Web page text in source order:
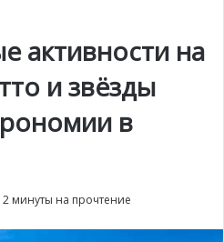
активности на
и звёзды
в
2 минуты на прочтение